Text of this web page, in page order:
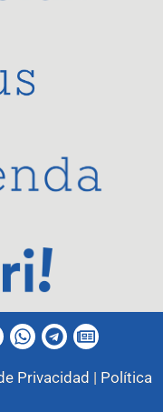
Privacidad | Política